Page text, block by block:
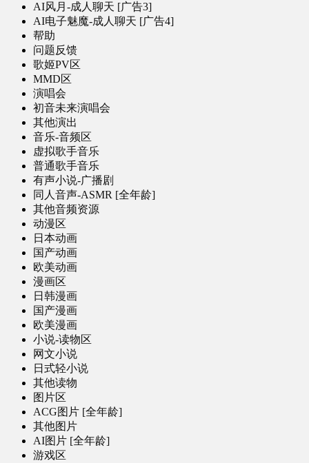
AI风月-成人聊天 [广告3]
AI电子魅魔-成人聊天 [广告4]
帮助
问题反馈
歌姬PV区
MMD区
演唱会
初音未来演唱会
其他演出
音乐-音频区
虚拟歌手音乐
普通歌手音乐
有声小说-广播剧
同人音声-ASMR [全年龄]
其他音频资源
动漫区
日本动画
国产动画
欧美动画
漫画区
日韩漫画
国产漫画
欧美漫画
小说-读物区
网文小说
日式轻小说
其他读物
图片区
ACG图片 [全年龄]
其他图片
AI图片 [全年龄]
游戏区